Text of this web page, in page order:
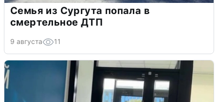
Семья из Сургута попала в
смертельное ДТП
9 августа 11